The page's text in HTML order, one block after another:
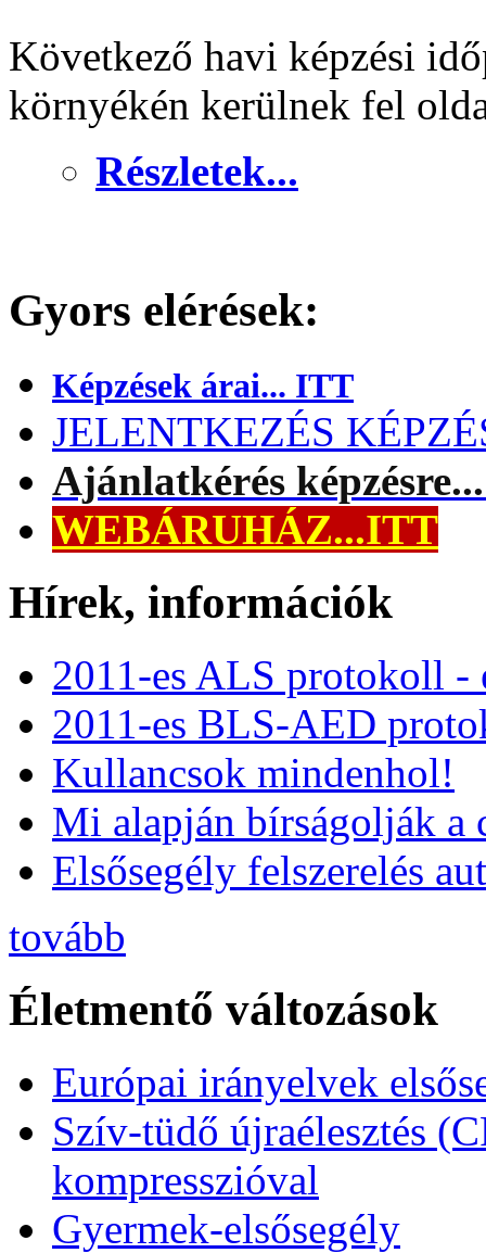
Következő havi képzési
környékén kerülnek fel
Részletek...
Gyors elérések:
Képzések árai... ITT
JELENTKEZÉS
Ajánlatkérés
WEBÁRUHÁZ...ITT
Hírek, információk
2011-es ALS protokoll -
2011-es BLS-AED
Kullancsok mindenhol!
Mi alapján bírságolják a
Elsősegély felszerelés
tovább
Életmentő változások
Európai irányelvek
Szív-tüdő újraélesztés
kompresszióval
Gyermek-elsősegély